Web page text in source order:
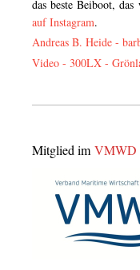
das beste Beiboot, das
auf Instagram.
Andreas B. Heide -
Video - 300LX -
Mitglied im VMWD